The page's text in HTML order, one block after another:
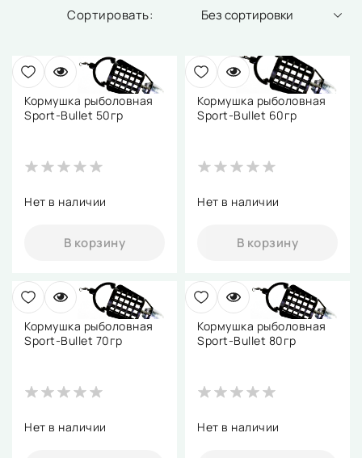
Без сортировки
Кормушка рыболовная
Sport-Bullet 50гр
Нет в наличии
В корзину
Кормушка рыболовная
Sport-Bullet 60гр
Нет в наличии
В корзину
Кормушка рыболовная
Sport-Bullet 70гр
Нет в наличии
Кормушка рыболовная
Sport-Bullet 80гр
Нет в наличии